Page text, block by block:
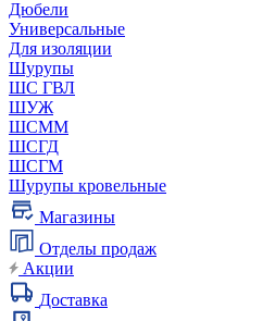
Дюбели
Универсальные
Для изоляции
Шурупы
ШС ГВЛ
ШУЖ
ШСММ
ШСГД
ШСГМ
Шурупы кровельные
Магазины
Отделы продаж
Акции
Доставка